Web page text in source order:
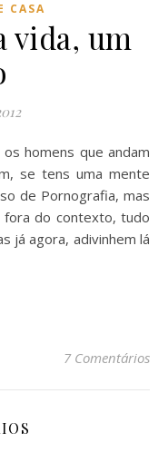
CASA
vida, um
se tens uma mente
de Pornografia, mas
fora do contexto, tudo
já agora, adivinhem lá
7 Comentários